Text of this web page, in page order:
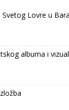
Lovre u
albuma i